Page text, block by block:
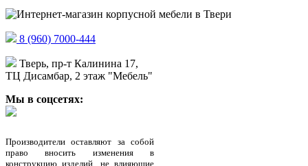
8 (960) 7000-444
Тверь, пр-т Калинина 17,
ТЦ Дисамбар, 2 этаж "Мебель"
Мы в соцсетях:
Производители оставляют за собой
право вносить изменения в
конструкцию изделий, не влияющие